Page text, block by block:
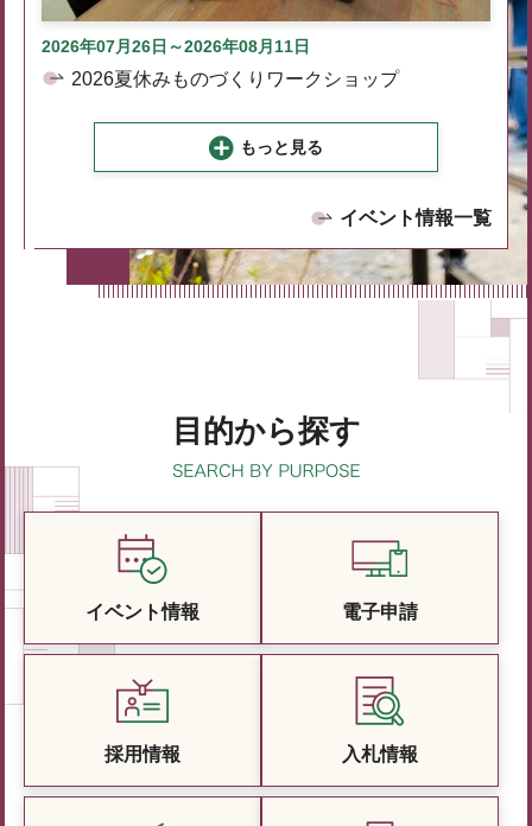
2026年07月26日～2026年08月11日
2026夏休みものづくりワークショップ
もっと見る
イベント情報一覧
目的から探す
イベント情報 電子申請
採用情報 入札情報